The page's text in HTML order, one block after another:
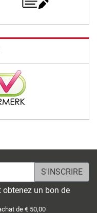
obtenez un bon de
de € 50,00